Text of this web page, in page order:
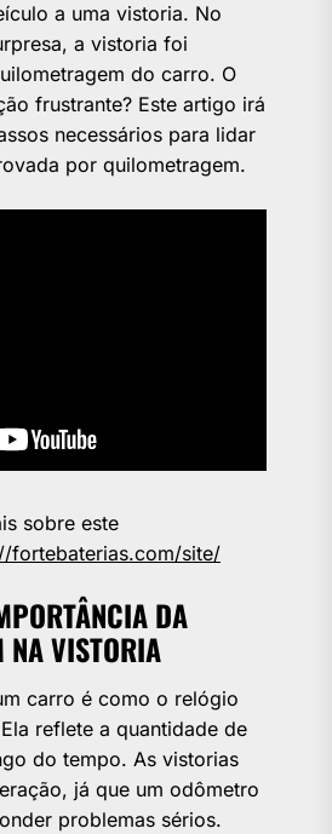
a uma vistoria. No
a vistoria foi
do carro. O
frustrante? Este artigo irá
necessários para lidar
por quilometragem.
sobre este
fortebaterias.com/site/
DA
NA VISTORIA
carro é como o relógio
reflete a quantidade de
do tempo. As vistorias
já que um odômetro
problemas sérios.